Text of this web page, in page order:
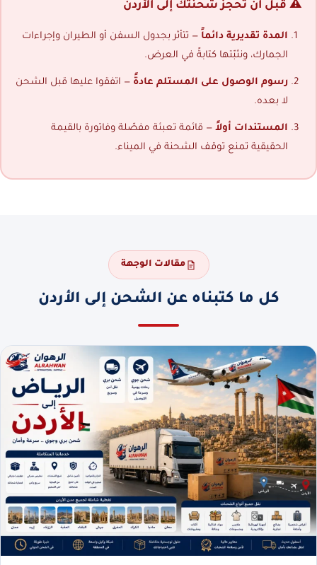
⚠️ قبل أن تحجز شحنتك إلى الأردن
المدة تقديرية دائماً — تتأثر بجدول السفن أو الطيران وإجراءات
الجمارك، ونثبّتها كتابةً في العرض.
رسوم الوصول على المستلم عادةً — اتفقوا عليها قبل الشحن
لا بعده.
المستندات أولاً — قائمة تعبئة مفصّلة وفاتورة بالقيمة
الحقيقية تمنع توقف الشحنة في الميناء.
مقالات الوجهة
كل ما كتبناه عن الشحن إلى الأردن